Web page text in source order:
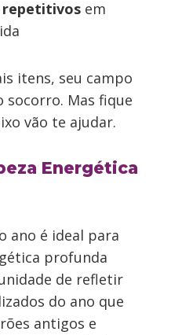
repetitivos em
itens, seu campo
socorro. Mas fique
vão te ajudar.
Energética
ano é ideal para
profunda
de refletir
do ano que
antigos e